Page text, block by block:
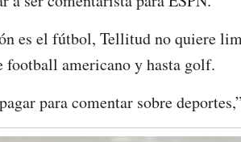
es el fútbol, Tellitud no quiere
football americano y hasta golf.
para comentar sobre